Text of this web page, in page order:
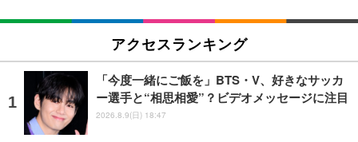
アクセスランキング
「今度一緒にご飯を」BTS・V、好きなサッカ
ー選手と“相思相愛”？ビデオメッセージに注目
2026.8.9(日) 18:47